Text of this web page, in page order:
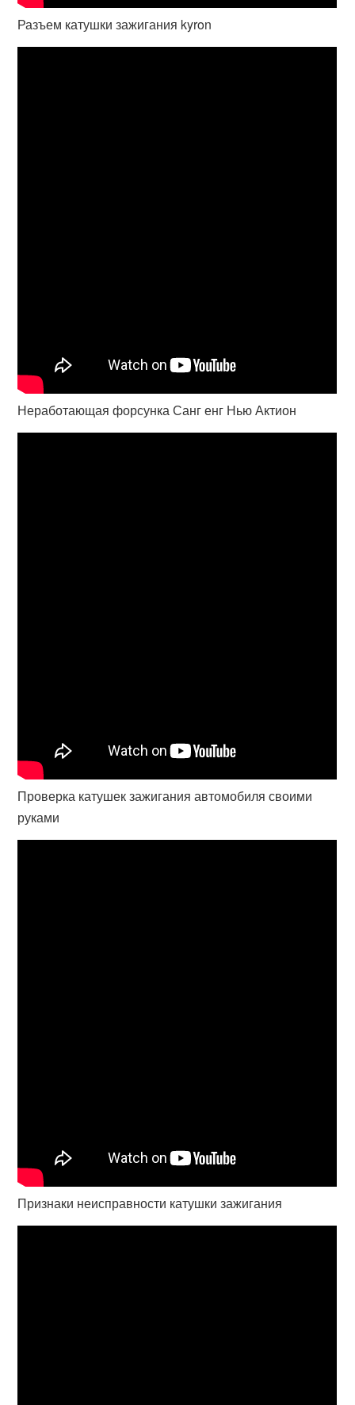
Разъем катушки зажигания kyron
Неработающая форсунка Санг енг Нью Актион
Проверка катушек зажигания автомобиля своими
руками
Признаки неисправности катушки зажигания